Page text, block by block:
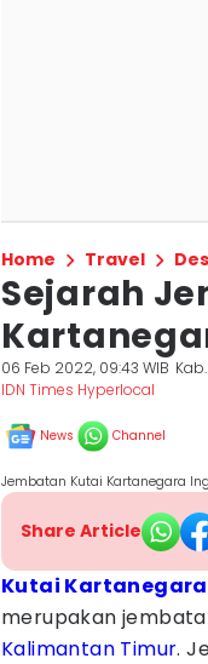
Home Travel
Sejarah
06 Feb 2022, 09:43 WIB
IDN Times Hyperlocal
News Channel
Jembatan Kutai Kartanegara
Share Article
Kutai Kartanegara
merupakan
Kalimantan Timur.